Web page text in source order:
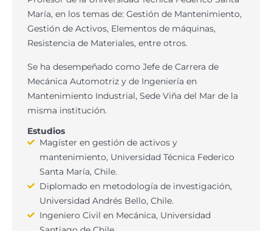
María, en los temas de: Gestión de Mantenimiento,
Gestión de Activos, Elementos de máquinas,
Resistencia de Materiales, entre otros.
Se ha desempeñado como Jefe de Carrera de
Mecánica Automotriz y de Ingeniería en
Mantenimiento Industrial, Sede Viña del Mar de la
misma institución.
Estudios
Magíster en gestión de activos y
mantenimiento, Universidad Técnica Federico
Santa María, Chile.
Diplomado en metodología de investigación,
Universidad Andrés Bello, Chile.
Ingeniero Civil en Mecánica, Universidad